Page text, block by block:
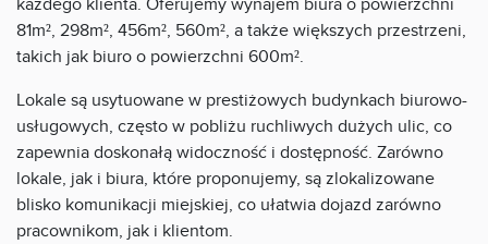
81m², 298m², 456m², 560m², a także większych przestrzeni,
takich jak biuro o powierzchni 600m².
Lokale są usytuowane w prestiżowych budynkach biurowo-
usługowych, często w pobliżu ruchliwych dużych ulic, co
zapewnia doskonałą widoczność i dostępność. Zarówno
lokale, jak i biura, które proponujemy, są zlokalizowane
blisko komunikacji miejskiej, co ułatwia dojazd zarówno
pracownikom, jak i klientom.